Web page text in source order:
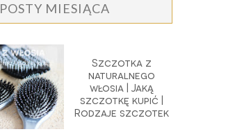
POSTY MIESIĄCA
Szczotka z
naturalnego
włosia | Jaką
szczotkę kupić |
Rodzaje szczotek